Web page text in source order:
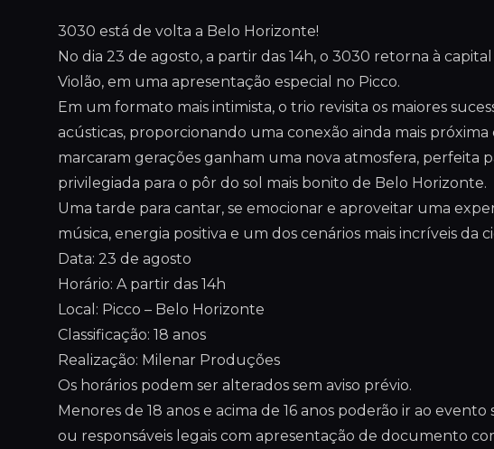
3030 está de volta a Belo Horizonte!
No dia 23 de agosto, a partir das 14h, o 3030 retorna à
Violão, em uma apresentação especial no Picco.
Em um formato mais intimista, o trio revisita os maiores
acústicas, proporcionando uma conexão ainda mais
marcaram gerações ganham uma nova atmosfera, perfeita
privilegiada para o pôr do sol mais bonito de Belo Horizonte.
Uma tarde para cantar, se emocionar e aproveitar uma
música, energia positiva e um dos cenários mais incríveis da
Data: 23 de agosto
Horário: A partir das 14h
Local: Picco – Belo Horizonte
Classificação: 18 anos
Realização: Milenar Produções
Os horários podem ser alterados sem aviso prévio.
Menores de 18 anos e acima de 16 anos poderão ir ao
ou responsáveis legais com apresentação de documento